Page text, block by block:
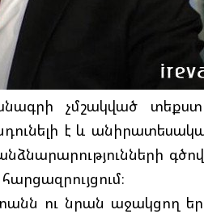
չմշակված
է և
գծով
ու նրան աջակցող